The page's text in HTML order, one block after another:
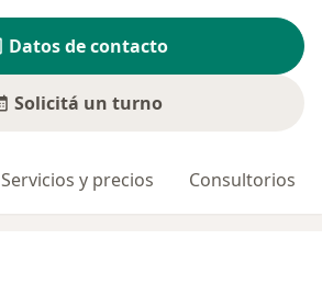
Datos de contacto
Solicitá un turno
Servicios y precios Consultorios